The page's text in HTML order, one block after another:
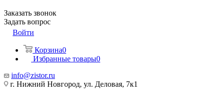
Заказать звонок
Задать вопрос
Войти
Корзина0
Избранные товары0
info@zistor.ru
г. Нижний Новгород, ул. Деловая, 7к1